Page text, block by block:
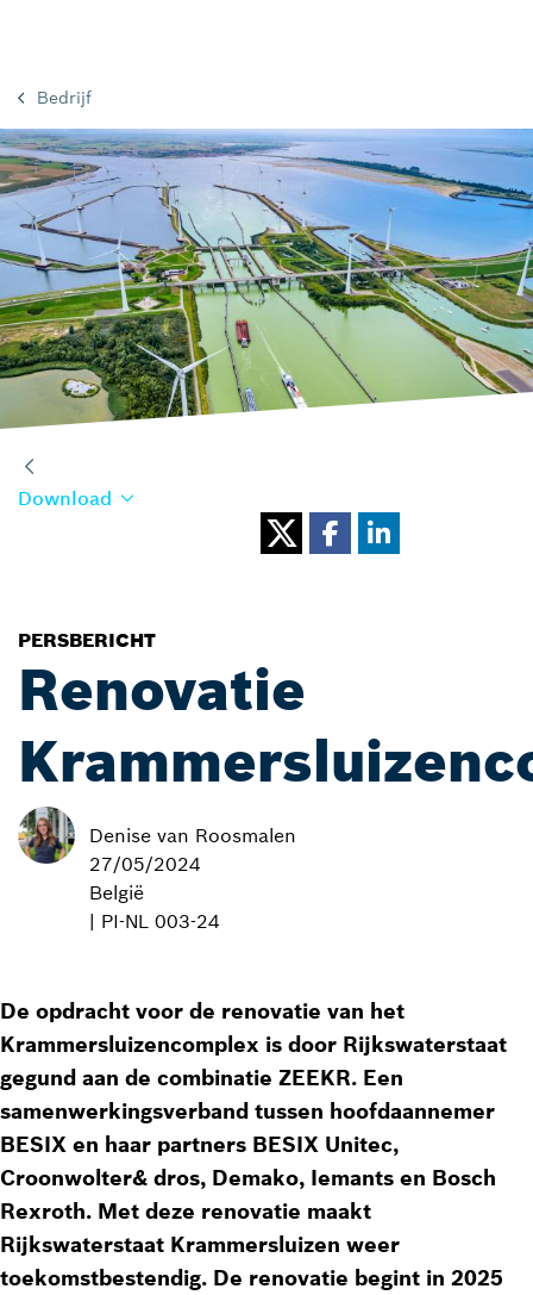
Bedrijf
Download
PERSBERICHT
Renovatie
Denise van Roosmalen
27/05/2024
België
| PI-NL 003-24
De opdracht voor de renovatie van het
Krammersluizencomplex is door Rijkswaterstaat
gegund aan de combinatie ZEEKR. Een
samenwerkingsverband tussen hoofdaannemer
BESIX en haar partners BESIX Unitec,
Croonwolter& dros, Demako, Iemants en Bosch
Rexroth. Met deze renovatie maakt
Rijkswaterstaat Krammersluizen weer
toekomstbestendig. De renovatie begint in 2025